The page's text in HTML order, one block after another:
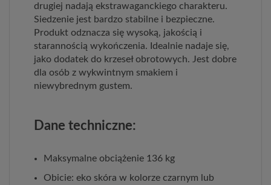
drugiej nadają ekstrawaganckiego charakteru.
Siedzenie jest bardzo stabilne i bezpieczne.
Produkt odznacza się wysoką, jakością i
starannością wykończenia. Idealnie nadaje się,
jako dodatek do krzeseł obrotowych. Jest dobre
dla osób z wykwintnym smakiem i
niewybrednym gustem.
Dane techniczne:
Maksymalne obciążenie 136 kg
Obicie: eko skóra w kolorze czarnym lub